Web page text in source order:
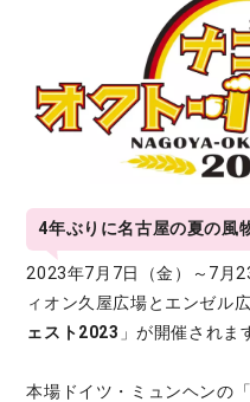
4年ぶりに名古屋の夏の風
2023年7月7日（金）～7月
ィオン久屋広場とエンゼル
ェスト2023 」が開催されま
本場ドイツ・ミュンヘンの